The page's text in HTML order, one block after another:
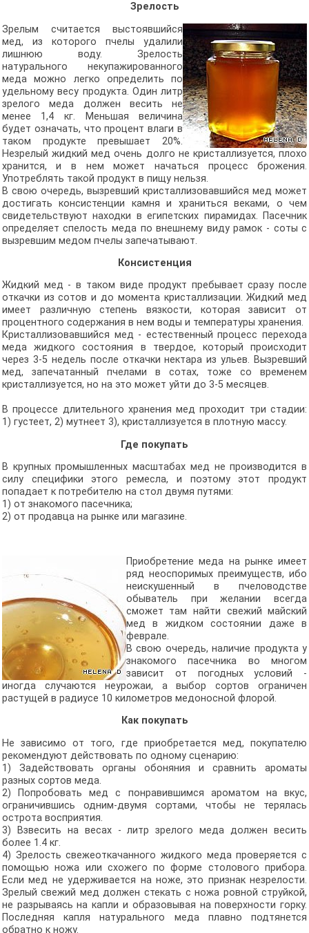
Зрелость
Зрелым считается выстоявшийся
мед, из которого пчелы удалили
лишнюю воду. Зрелость
натурального некупажированного
меда можно легко определить по
удельному весу продукта. Один литр
зрелого меда должен весить не
менее 1,4 кг. Меньшая величина
будет означать, что процент влаги в
таком продукте превышает 20%.
Незрелый жидкий мед очень долго не кристаллизуется, плохо
хранится, и в нем может начаться процесс брожения.
Употреблять такой продукт в пищу нельзя.
В свою очередь, вызревший кристаллизовавшийся мед может
достигать консистенции камня и храниться веками, о чем
свидетельствуют находки в египетских пирамидах. Пасечник
определяет спелость меда по внешнему виду рамок - соты с
вызревшим медом пчелы запечатывают.
Консистенция
Жидкий мед - в таком виде продукт пребывает сразу после
откачки из сотов и до момента кристаллизации. Жидкий мед
имеет различную степень вязкости, которая зависит от
процентного содержания в нем воды и температуры хранения.
Кристаллизовавшийся мед - естественный процесс перехода
меда жидкого состояния в твердое, который происходит
через 3-5 недель после откачки нектара из ульев. Вызревший
мед, запечатанный пчелами в сотах, тоже со временем
кристаллизуется, но на это может уйти до 3-5 месяцев.
В процессе длительного хранения мед проходит три стадии:
1) густеет, 2) мутнеет 3), кристаллизуется в плотную массу.
Где покупать
В крупных промышленных масштабах мед не производится в
силу специфики этого ремесла, и поэтому этот продукт
попадает к потребителю на стол двумя путями:
1) от знакомого пасечника;
2) от продавца на рынке или магазине.
Приобретение меда на рынке имеет
ряд неоспоримых преимуществ, ибо
неискушенный в пчеловодстве
обыватель при желании всегда
сможет там найти свежий майский
мед в жидком состоянии даже в
феврале.
В свою очередь, наличие продукта у
знакомого пасечника во многом
зависит от погодных условий -
иногда случаются неурожаи, а выбор сортов ограничен
растущей в радиусе 10 километров медоносной флорой.
Как покупать
Не зависимо от того, где приобретается мед, покупателю
рекомендуют действовать по одному сценарию:
1) Задействовать органы обоняния и сравнить ароматы
разных сортов меда.
2) Попробовать мед с понравившимся ароматом на вкус,
ограничившись одним-двумя сортами, чтобы не терялась
острота восприятия.
3) Взвесить на весах - литр зрелого меда должен весить
более 1.4 кг.
4) Зрелость свежеоткачанного жидкого меда проверяется с
помощью ножа или схожего по форме столового прибора.
Если мед не удерживается на ноже, это признак незрелости.
Зрелый свежий мед должен стекать с ножа ровной струйкой,
не разрываясь на капли и образовывая на поверхности горку.
Последняя капля натурального меда плавно подтянется
обратно к ножу.